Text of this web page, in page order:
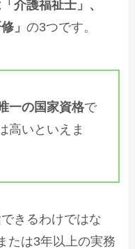
介護福祉士」、
」の3つです。
一の国家資格で
高いといえま
きるわけではな
たは3年以上の実務